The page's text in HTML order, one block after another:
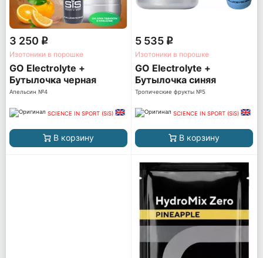
3 250 q
Изотоники в порошке
GO Electrolyte +
Бутылочка черная
Апельсин №4
SCIENCE IN SPORT (SiS)
В корзину
5 535 q
Изотоники в порошке
GO Electrolyte +
Бутылочка синяя
Тропические фрукты №5
SCIENCE IN SPORT (SiS)
В корзину